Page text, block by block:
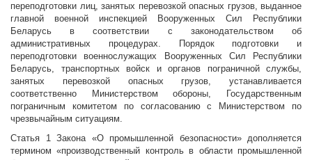
переподготовки лиц, занятых перевозкой опасных грузов, выданное
главной военной инспекцией Вооруженных Сил Республики
Беларусь в соответствии с законодательством об
административных процедурах. Порядок подготовки и
переподготовки военнослужащих Вооруженных Сил Республики
Беларусь, транспортных войск и органов пограничной службы,
занятых перевозкой опасных грузов, устанавливается
соответственно Министерством обороны, Государственным
пограничным комитетом по согласованию с Министерством по
чрезвычайным ситуациям.
Статья 1 Закона «О промышленной безопасности» дополняется
термином «производственный контроль в области промышленной